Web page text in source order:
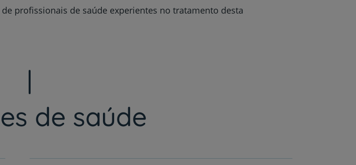
e bem-estar
da Saúde
CUF
profissionais de saúde experientes no tratamento desta
de saúde